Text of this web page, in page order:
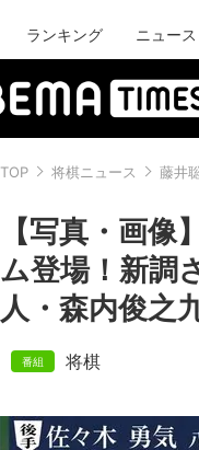
ランキング ニュース
TOP 将棋ニュース 藤井
【写真・画
ム登場！新調
人・森内俊之
将棋